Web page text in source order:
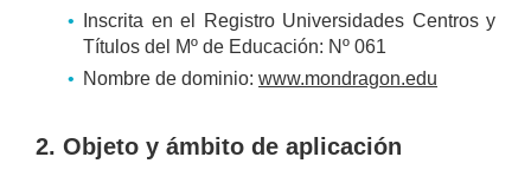
Inscrita en el Registro Universidades Centros y
Títulos del Mº de Educación: Nº 061
Nombre de dominio: www.mondragon.edu
2. Objeto y ámbito de aplicación